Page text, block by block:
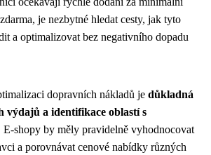
je nezbytné hledat cesty, jak tyto
a optimalizovat bez negativního dopadu
dopravních nákladů je důkladná
výdajů a identifikace oblastí s
E-shopy by měly pravidelně vyhodnocovat
a porovnávat cenové nabídky různých